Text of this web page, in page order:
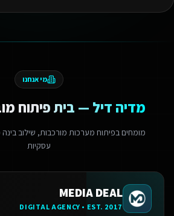
מי אנחנו
מדיה דיל — בית פיתוח
מומחים בפיתוח מערכות מורכבות, שילוב בינה
עסקיות
MEDIA DEAL
DIGITAL AGENCY • EST. 2017